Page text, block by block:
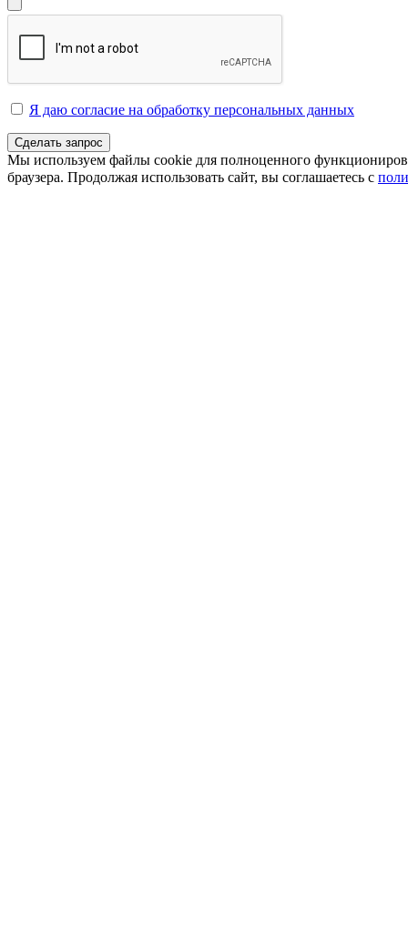
Я даю согласие на обработку персональных данных
Сделать запрос
Мы используем файлы cookie для полноценного
браузера. Продолжая использовать сайт, вы соглашаетесь с